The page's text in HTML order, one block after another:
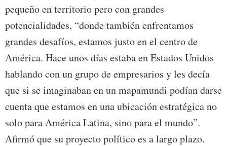
pequeño en territorio pero con grandes
potencialidades, “donde también enfrentamos
grandes desafíos, estamos justo en el centro de
América. Hace unos días estaba en Estados Unidos
hablando con un grupo de empresarios y les decía
que si se imaginaban en un mapamundi podían darse
cuenta que estamos en una ubicación estratégica no
solo para América Latina, sino para el mundo”.
Afirmó que su proyecto político es a largo plazo.